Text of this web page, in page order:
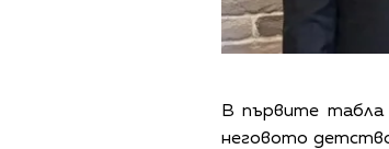
В първите табла
неговото